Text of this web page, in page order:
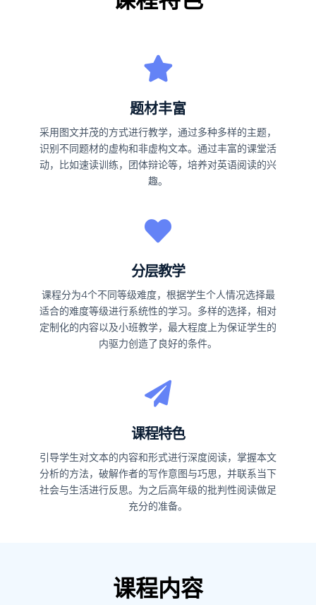
题材丰富
采用图文并茂的方式进行教学，通过多种多样的主题，
识别不同题材的虚构和非虚构文本。通过丰富的课堂活
动，比如速读训练，团体辩论等，培养对英语阅读的兴
趣。
分层教学
课程分为4个不同等级难度，根据学生个人情况选择最
适合的难度等级进行系统性的学习。多样的选择，相对
定制化的内容以及小班教学，最大程度上为保证学生的
内驱力创造了良好的条件。
课程特色
引导学生对文本的内容和形式进行深度阅读，掌握本文
分析的方法，破解作者的写作意图与巧思，并联系当下
社会与生活进行反思。为之后高年级的批判性阅读做足
充分的准备。
课程内容